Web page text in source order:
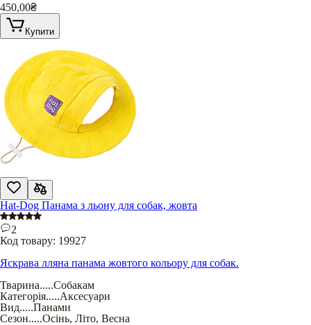
450,00₴
Купити
Hat-Dog Панама з льону для собак, жовта
2
Код товару: 19927
Яскрава лляна панама жовтого кольору для собак.
Тварина.....Собакам
Категорія.....Аксесуари
Вид.....Панами
Сезон.....Осінь, Літо, Весна